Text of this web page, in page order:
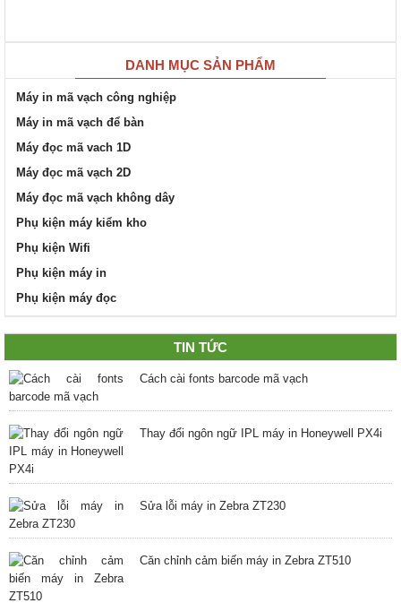
DANH MỤC SẢN PHẨM
Máy in mã vạch công nghiệp
Máy in mã vạch để bàn
Máy đọc mã vach 1D
Máy đọc mã vạch 2D
Máy đọc mã vạch không dây
Phụ kiện máy kiểm kho
Phụ kiện Wifi
Phụ kiện máy in
Phụ kiện máy đọc
TIN TỨC
Cách cài fonts barcode mã vạch
Thay đổi ngôn ngữ IPL máy in Honeywell PX4i
Sửa lỗi máy in Zebra ZT230
Căn chỉnh cảm biến máy in Zebra ZT510